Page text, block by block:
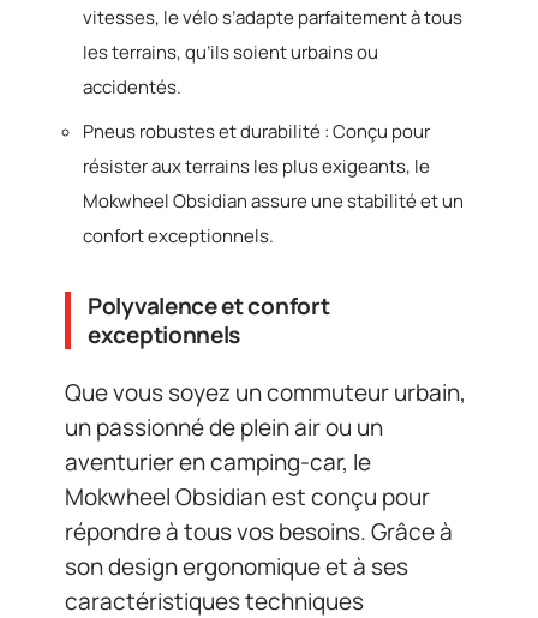
vitesses, le vélo s’adapte parfaitement à tous
les terrains, qu’ils soient urbains ou
accidentés.
Pneus robustes et durabilité : Conçu pour
résister aux terrains les plus exigeants, le
Mokwheel Obsidian assure une stabilité et un
confort exceptionnels.
Polyvalence et confort
exceptionnels
Que vous soyez un commuteur urbain,
un passionné de plein air ou un
aventurier en camping-car, le
Mokwheel Obsidian est conçu pour
répondre à tous vos besoins. Grâce à
son design ergonomique et à ses
caractéristiques techniques